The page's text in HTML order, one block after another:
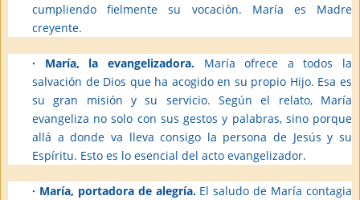
cumpliendo fielmente su vocación. María es Madre
creyente.
· María, la evangelizadora.María ofrece a todos la
salvación de Dios que ha acogido en su propio Hijo. Esa es
su gran misión y su servicio. Según el relato, María
evangeliza no solo con sus gestos y palabras, sino porque
allá a donde va lleva consigo la persona de Jesús y su
Espíritu. Esto es lo esencial del acto evangelizador.
· María, portadora de alegría.El saludo de María contagia